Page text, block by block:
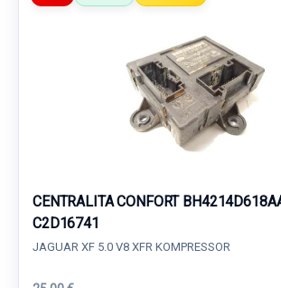
CENTRALITA CONFORT
C2D16741
JAGUAR XF 5.0 V8 XFR KOMPRESSOR